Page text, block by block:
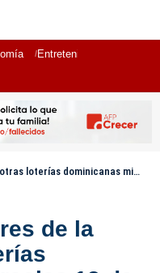
Entretenimiento
dominicanas miércoles 12 de abril 2023
de la